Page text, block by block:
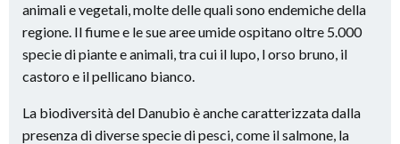
animali e vegetali, molte delle quali sono endemiche della
regione. Il fiume e le sue aree umide ospitano oltre 5.000
specie di piante e animali, tra cui il lupo, l orso bruno, il
castoro e il pellicano bianco.
La biodiversità del Danubio è anche caratterizzata dalla
presenza di diverse specie di pesci, come il salmone, la